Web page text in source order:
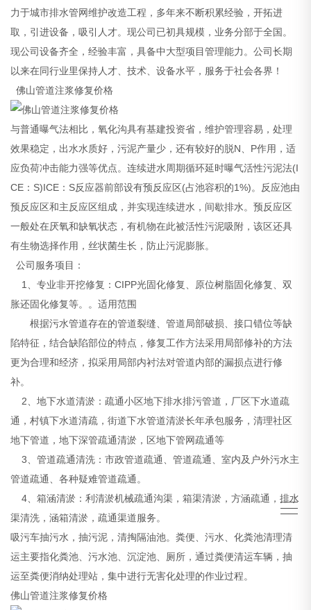
力于城市排水管网维护改造工程，多年来不断积累经验，开拓进
取，引进设备，吸引人才。现公司已初具规模，业务分部于全国。
现公司设备齐全，经验丰富，具备中大型项目管理能力。公司长期
以来在同行业里保持人才、技术、设备水平，服务于社会各界！
佛山管道注浆修复价格
与普通曝气法相比，氧化沟具有基建投资省，维护管理容易，处理
效果稳定，出水水质好，污泥产量少，还有较好的脱N、P作用，适
应负荷冲击能力强等优点。连续进水周期循环延时曝气活性污泥法(I
CE：S)ICE：S反应器前部设有预反应区(占池容积的1%)。反应池由
预反应区和主反应区组成，并实现连续进水，间歇排水。预反应区
一般处在厌氧和缺氧状态，有机物在此被活性污泥吸附，该区还具
有生物选择作用，丝状菌生长，防止污泥膨胀。
公司服务项目：
1、专业非开挖修复：CIPP光固化修复、原位树脂固化修复、双
胀还固化修复等。。适用范围
根据污水管道存在的管道裂缝、管道局部破损、接口错位等缺
陷特征，结合缺陷部位的特点，修复工作方法采用局部修补的方法
更为合理和经济，拟采用局部内衬法对管道内部的漏损点进行修
补。
2、地下水道清淤：疏通小区地下排水排污管道，厂区下水道疏
通，村镇下水道清疏，街道下水管道清淤长年承包服务，清理社区
地下管道，地下深管疏通清淤，区地下管网疏通等
3、管道疏通清洗：市政管道疏通、管道疏通、室内及户外污水主
管道疏通、各种疑难管道疏通。
4、箱涵清淤：利清淤机械疏通沟渠，箱渠清淤，方涵疏通，排水
渠清洗，涵箱清淤，疏通渠道服务。
吸污车抽污水，抽污泥，清掏隔油池。粪便、污水、化粪池清理清
运主要指化粪池、污水池、沉淀池、厕所，通过粪便清运车辆，抽
运至粪便消纳处理站，集中进行无害化处理的作业过程。
佛山管道注浆修复价格